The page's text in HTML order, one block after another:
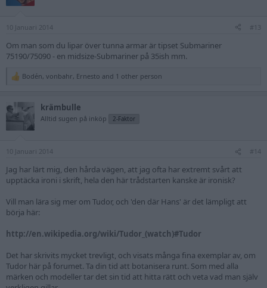
s
10 Januari 2014 #13
Om man som du lipar över tunna armar är tipset Submariner
75190/75090 - en midsize-Submariner på 35ish mm.
R
c
i
o
s
Bodén, vonbahr, Ernesto and 1 other person
krämbulle
Alltid sugen på inköp 2-Faktor
10 Januari 2014 #14
Jag har lärt mig, den hårda vägen, att jag ofta har extremt svårt att
upptäcka ironi i skrift, hela den här trådstarten kanske är ironisk?
Vill man lära sig mer om Tudor, och 'den där Hans' är det lämpligt att
börja här:
http://en.wikipedia.org/wiki/Tudor_(watch)#Tudor
Det har skrivits mycket trevligt, och visats många fina exemplar av, om
Tudor här på forumet. Ta din tid att botanisera runt. Som med alla
märken och modeller tar det sin tid att hitta rätt och veta vad man själv